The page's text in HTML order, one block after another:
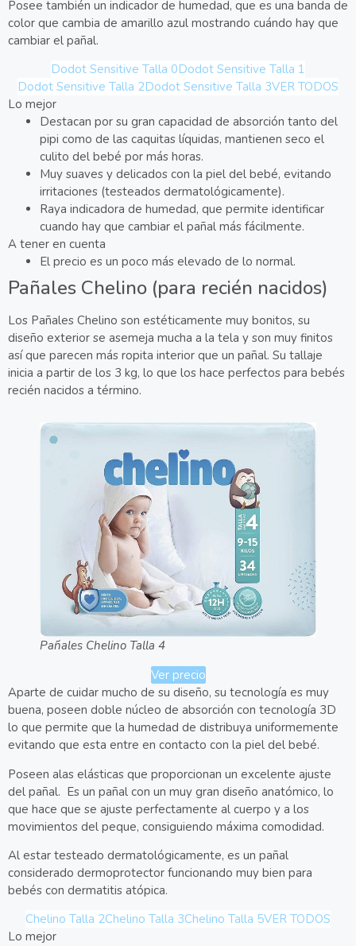
Posee también un indicador de humedad, que es una banda de
color que cambia de amarillo azul mostrando cuándo hay que
cambiar el pañal.
Dodot Sensitive Talla 0Dodot Sensitive Talla 1
Dodot Sensitive Talla 2Dodot Sensitive Talla 3VER TODOS
Lo mejor
Destacan por su gran capacidad de absorción tanto del
pipi como de las caquitas líquidas, mantienen seco el
culito del bebé por más horas.
Muy suaves y delicados con la piel del bebé, evitando
irritaciones (testeados dermatológicamente).
Raya indicadora de humedad, que permite identificar
cuando hay que cambiar el pañal más fácilmente.
A tener en cuenta
El precio es un poco más elevado de lo normal.
Pañales Chelino (para recién nacidos)
Los Pañales Chelino son estéticamente muy bonitos, su
diseño exterior se asemeja mucha a la tela y son muy finitos
así que parecen más ropita interior que un pañal. Su tallaje
inicia a partir de los 3 kg, lo que los hace perfectos para bebés
recién nacidos a término.
Pañales Chelino Talla 4
Ver precio
Aparte de cuidar mucho de su diseño, su tecnología es muy
buena, poseen doble núcleo de absorción con tecnología 3D
lo que permite que la humedad de distribuya uniformemente
evitando que esta entre en contacto con la piel del bebé.
Poseen alas elásticas que proporcionan un excelente ajuste
del pañal. Es un pañal con un muy gran diseño anatómico, lo
que hace que se ajuste perfectamente al cuerpo y a los
movimientos del peque, consiguiendo máxima comodidad.
Al estar testeado dermatológicamente, es un pañal
considerado dermoprotector funcionando muy bien para
bebés con dermatitis atópica.
Chelino Talla 2Chelino Talla 3Chelino Talla 5VER TODOS
Lo mejor